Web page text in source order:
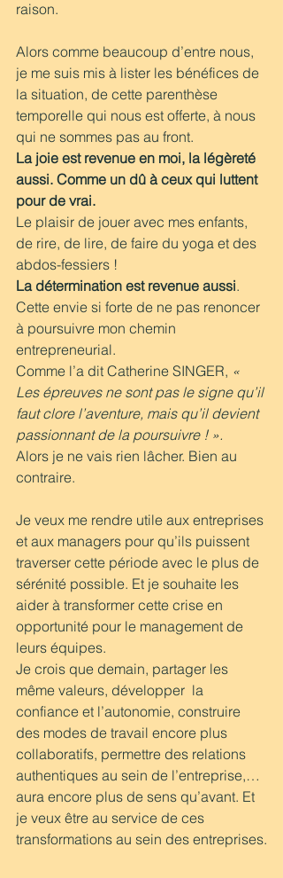
raison.
Alors comme beaucoup d’entre nous,
je me suis mis à lister les bénéfices de
la situation, de cette parenthèse
temporelle qui nous est offerte, à nous
qui ne sommes pas au front.
La joie est revenue en moi, la légèreté
aussi. Comme un dû à ceux qui luttent
pour de vrai.
Le plaisir de jouer avec mes enfants,
de rire, de lire, de faire du yoga et des
abdos-fessiers !
La détermination est revenue aussi.
Cette envie si forte de ne pas renoncer
à poursuivre mon chemin
entrepreneurial.
Comme l’a dit Catherine SINGER, «
Les épreuves ne sont pas le signe qu’il
faut clore l’aventure, mais qu’il devient
passionnant de la poursuivre ! ».
Alors je ne vais rien lâcher. Bien au
contraire.
Je veux me rendre utile aux entreprises
et aux managers pour qu’ils puissent
traverser cette période avec le plus de
sérénité possible. Et je souhaite les
aider à transformer cette crise en
opportunité pour le management de
leurs équipes.
Je crois que demain, partager les
même valeurs, développer  la
confiance et l’autonomie, construire
des modes de travail encore plus
collaboratifs, permettre des relations
authentiques au sein de l’entreprise,…
aura encore plus de sens qu’avant. Et
je veux être au service de ces
transformations au sein des entreprises.